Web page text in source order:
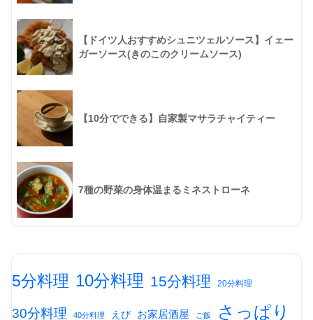
【ドイツ人おすすめシュニツェルソース】イェー
ガーソース(きのこのクリームソース)
【10分でできる】自家製マサラチャイティー
7種の野菜の身体温まるミネストローネ
5分料理 10分料理 15分料理 20分料理
30分料理 40分料理 えび お家居酒屋 ご飯 さっぱり